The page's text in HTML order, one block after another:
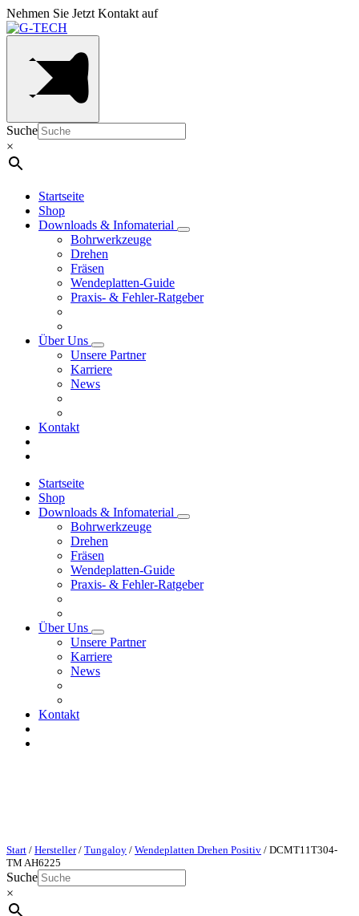
Nehmen Sie Jetzt Kontakt auf
Suche
×
Startseite
Shop
Downloads & Infomaterial
Bohrwerkzeuge
Drehen
Fräsen
Wendeplatten-Guide
Praxis- & Fehler-Ratgeber
Über Uns
Unsere Partner
Karriere
News
Kontakt
Startseite
Shop
Downloads & Infomaterial
Bohrwerkzeuge
Drehen
Fräsen
Wendeplatten-Guide
Praxis- & Fehler-Ratgeber
Über Uns
Unsere Partner
Karriere
News
Kontakt
Start / Hersteller/ Tungaloy / Wendeplatten Drehen Positiv / DCMT11T304-
TM AH6225
Suche
×